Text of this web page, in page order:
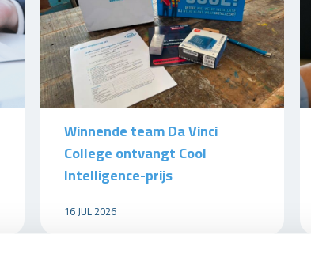
Winnende team Da Vinci
College ontvangt Cool
Intelligence-prijs
16 JUL 2026